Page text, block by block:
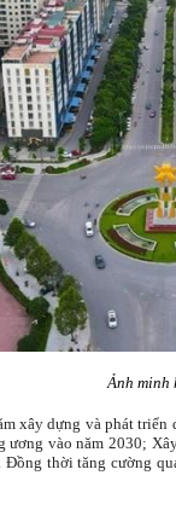
Ảnh minh
xây dựng và phát
vào năm 2030;
thời tăng cường